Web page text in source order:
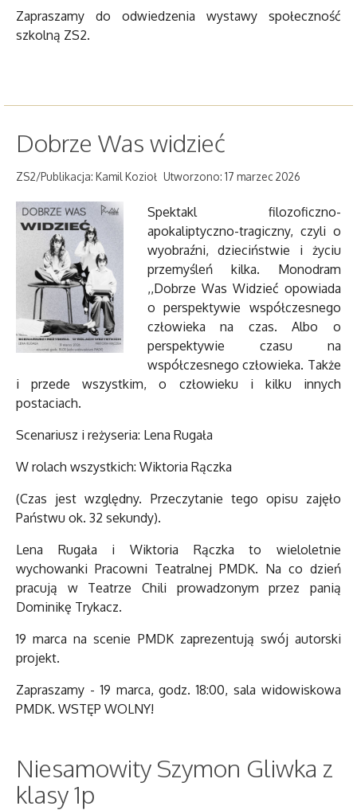
Zapraszamy do odwiedzenia wystawy społeczność
szkolną ZS2.
Dobrze Was widzieć
ZS2/Publikacja: Kamil Kozioł Utworzono: 17 marzec 2026
Spektakl filozoficzno-
apokaliptyczno-tragiczny, czyli o
wyobraźni, dzieciństwie i życiu
przemyśleń kilka. Monodram
,,Dobrze Was Widzieć opowiada
o perspektywie współczesnego
człowieka na czas. Albo o
perspektywie czasu na
współczesnego człowieka. Także
i przede wszystkim, o człowieku i kilku innych
postaciach.
Scenariusz i reżyseria: Lena Rugała
W rolach wszystkich: Wiktoria Rączka
(Czas jest względny. Przeczytanie tego opisu zajęło
Państwu ok. 32 sekundy).
Lena Rugała i Wiktoria Rączka to wieloletnie
wychowanki Pracowni Teatralnej PMDK. Na co dzień
pracują w Teatrze Chili prowadzonym przez panią
Dominikę Trykacz.
19 marca na scenie PMDK zaprezentują swój autorski
projekt.
Zapraszamy - 19 marca, godz. 18:00, sala widowiskowa
PMDK. WSTĘP WOLNY!
Niesamowity Szymon Gliwka z
klasy 1p